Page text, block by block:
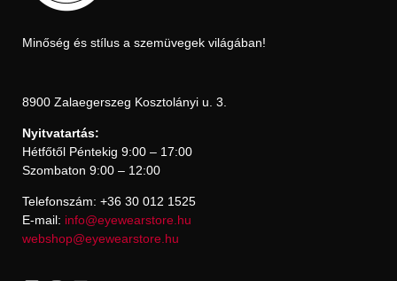
Minőség és stílus a szemüvegek világában!
8900 Zalaegerszeg Kosztolányi u. 3.
Nyitvatartás:
Hétfőtől Péntekig 9:00 – 17:00
Szombaton 9:00 – 12:00
Telefonszám: +36 30 012 1525
E-mail: info@eyewearstore.hu
webshop@eyewearstore.hu